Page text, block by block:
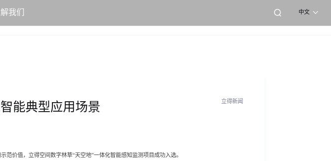
我们 中文
能典型应用场景 立得新闻
价值，立得空间数字林草“天空地”一体化智能感知监测项目成功入选。